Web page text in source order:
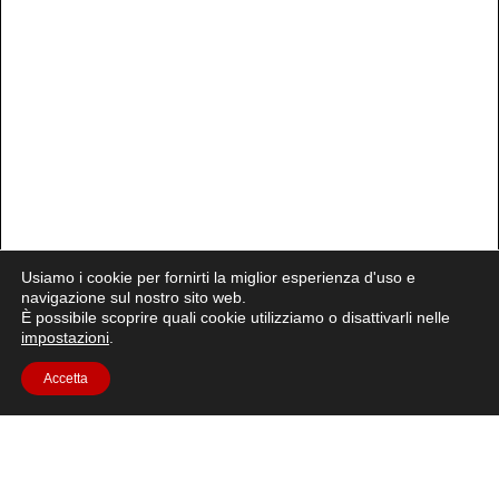
Usiamo i cookie per fornirti la miglior esperienza d'uso e
navigazione sul nostro sito web.
È possibile scoprire quali cookie utilizziamo o disattivarli nelle
impostazioni
Accetta